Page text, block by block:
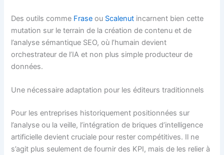
Des outils comme Frase ou Scalenut incarnent bien cette
mutation sur le terrain de la création de contenu et de
l’analyse sémantique SEO, où l’humain devient
orchestrateur de l’IA et non plus simple producteur de
données.
Une nécessaire adaptation pour les éditeurs traditionnels
Pour les entreprises historiquement positionnées sur
l’analyse ou la veille, l’intégration de briques d’intelligence
artificielle devient cruciale pour rester compétitives. Il ne
s’agit plus seulement de fournir des KPI, mais de les relier à